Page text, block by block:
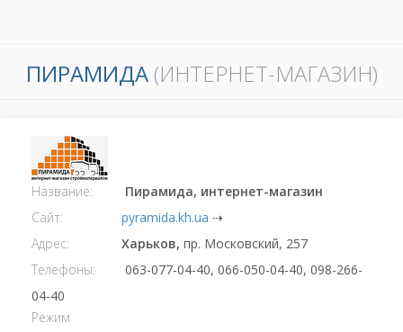
ПИРАМИДА (ИНТЕРНЕТ-МАГАЗИН)
Название:
Пирамида, интернет-магазин
Сайт:
pyramida.kh.ua ⇢
Адрес:
Харьков, пр. Московский, 257
Телефоны:
063-077-04-40, 066-050-04-40, 098-266-
04-40
Режим